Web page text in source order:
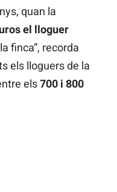
quan la
el lloguer
finca”, recorda
els lloguers de la
els700 i 800